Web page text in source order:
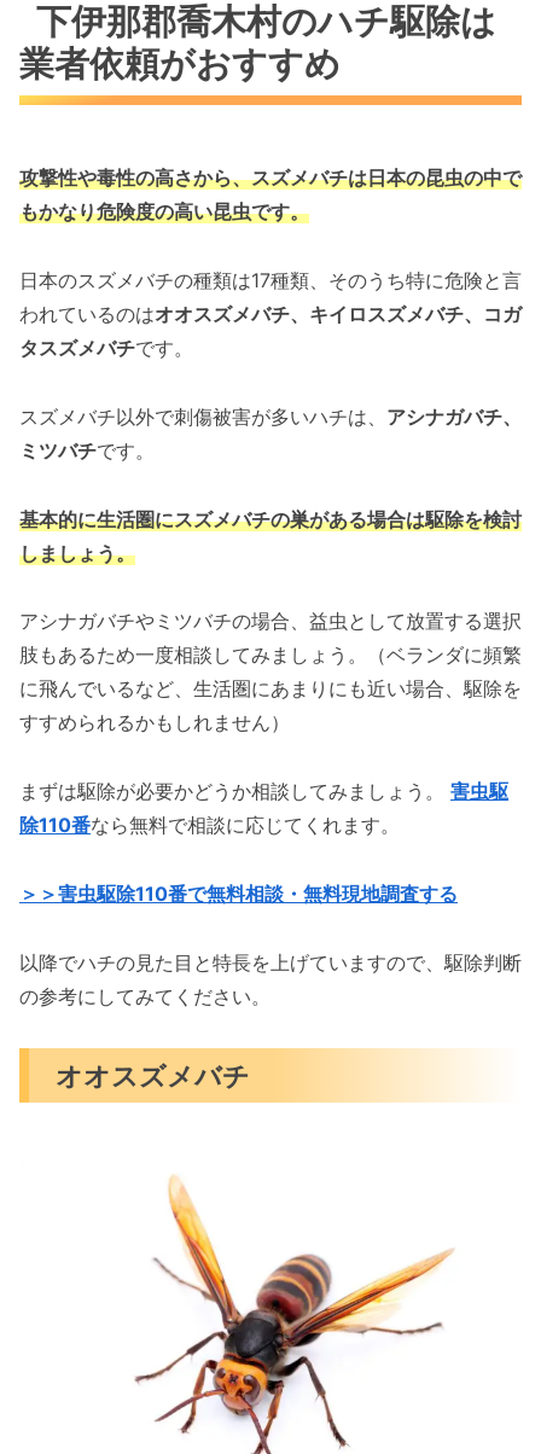
下伊那郡喬木村のハチ駆除は
業者依頼がおすすめ
攻撃性や毒性の高さから、スズメバチは日本の昆虫の中で
もかなり危険度の高い昆虫です。
日本のスズメバチの種類は17種類、そのうち特に危険と言
われているのはオオスズメバチ、キイロスズメバチ、コガ
タスズメバチです。
スズメバチ以外で刺傷被害が多いハチは、 アシナガバチ、
ミツバチです。
基本的に生活圏にスズメバチの巣がある場合は駆除を検討
しましょう。
アシナガバチやミツバチの場合、益虫として放置する選択
肢もあるため一度相談してみましょう。（ベランダに頻繁
に飛んでいるなど、生活圏にあまりにも近い場合、駆除を
すすめられるかもしれません）
まずは駆除が必要かどうか相談してみましょう。 害虫駆
除110番なら無料で相談に応じてくれます。
＞＞害虫駆除110番で無料相談・無料現地調査する
以降でハチの見た目と特長を上げていますので、駆除判断
の参考にしてみてください。
オオスズメバチ